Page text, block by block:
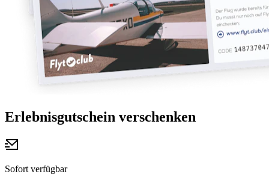
Erlebnisgutschein verschenken
Sofort verfügbar